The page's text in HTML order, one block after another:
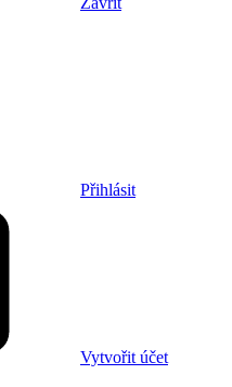
Přihlásit
Vytvořit účet